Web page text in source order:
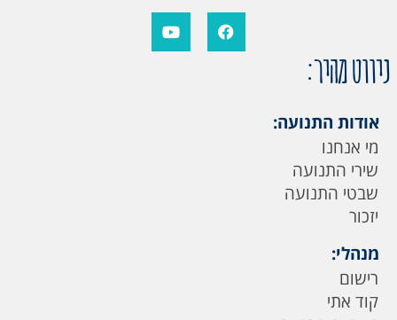
ניווט מהיר:
אודות התנועה:
מי אנחנו
שירי התנועה
שבטי התנועה
יזכור
מנהלי:
רישום
קוד אתי